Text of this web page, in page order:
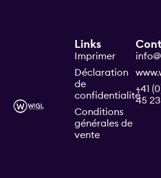
+41
45 23
Links
Imprimer
Déclaration
de
confidentialité
Conditions
générales de
vente